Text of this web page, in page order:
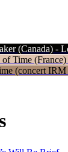
(Canada) -
Time
(concert